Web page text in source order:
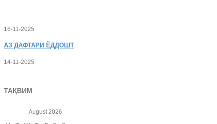
16-11-2025
АЗ ДАФТАРИ ЁДДОШТ
14-11-2025
ТАҚВИМ
August 2026